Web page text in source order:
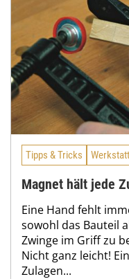
Tipps & Tricks Werkstatt
Magnet hält jede
Eine Hand fehlt
sowohl das Bauteil
Zwinge im Griff zu
Nicht ganz leicht!
Zulagen...